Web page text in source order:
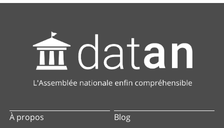
À propos
Blog